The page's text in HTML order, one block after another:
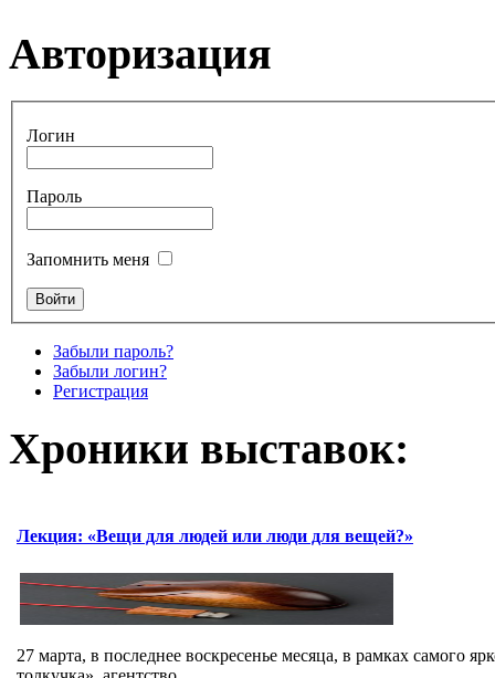
Авторизация
Логин
Пароль
Запомнить меня
Забыли пароль?
Забыли логин?
Регистрация
Хроники выставок:
Лекция: «Вещи для людей или люди для вещей?»
27 марта, в последнее воскресенье месяца, в рамках самого